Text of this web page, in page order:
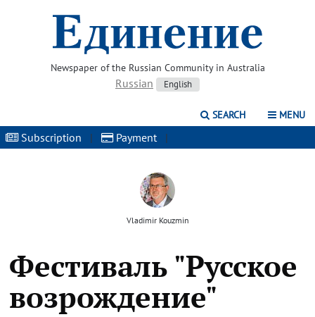
Newspaper of the Russian Community in Australia
Russian English
SEARCH MENU
Subscription | Payment |
Vladimir Kouzmin
Фестиваль "Русское
возрождение"